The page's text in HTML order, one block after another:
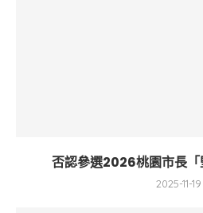
否認參選2026桃園市長
2025-11-19